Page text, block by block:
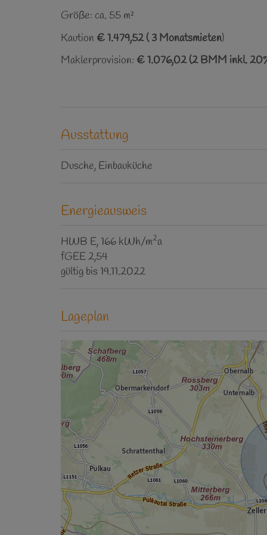
Größe: ca. 55 m²
Kaution € 1.479,52 ( 3 Monatsmieten)
Maklerprovision: € 1.076,02 (2 BMM inkl.
Ausstattung
Dusche Einbauküche
Energieausweis
HWB E, 166 kWh/m2a
fGEE2,54
gültig bis19.11.2022
Lageplan